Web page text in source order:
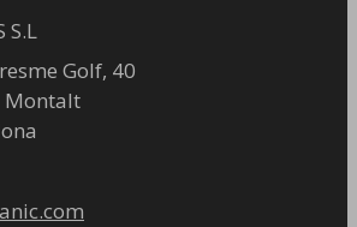
S.L
Golf, 40
Montalt